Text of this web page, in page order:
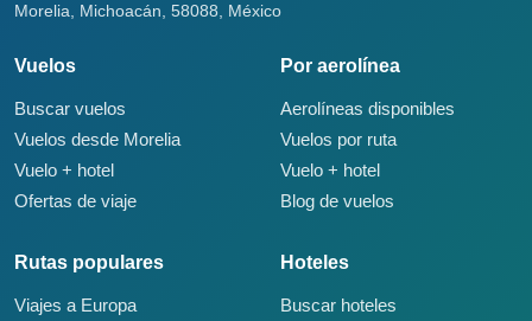
Morelia, Michoacán, 58088, México
Vuelos
Buscar vuelos
Vuelos desde Morelia
Vuelo + hotel
Ofertas de viaje
Por aerolínea
Aerolíneas disponibles
Vuelos por ruta
Vuelo + hotel
Blog de vuelos
Rutas populares
Viajes a Europa
Hoteles
Buscar hoteles